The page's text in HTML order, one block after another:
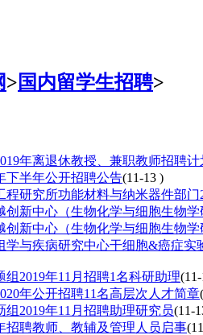
>国内留学生招聘>
年离退休教授、兼职教师招聘计
下半年公开招聘公告(11-13 )
研究所功能材料与纳米器件部
新中心（生物化学与细胞生物
新中心（生物化学与细胞生物
学与疾病研究中心干细胞&癌症实
2019年11月招聘1名科研助理
年公开招聘11名高层次人才简章
2019年11月招聘助理研究员(11-
招聘教师、教辅及管理人员启事